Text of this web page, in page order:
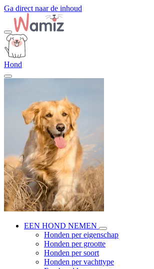
Ga direct naar de inhoud
Hond
EEN HOND NEMEN
Honden per eigenschap
Honden per grootte
Honden per soort
Honden per vachttype